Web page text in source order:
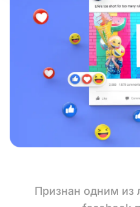
Признан одним из